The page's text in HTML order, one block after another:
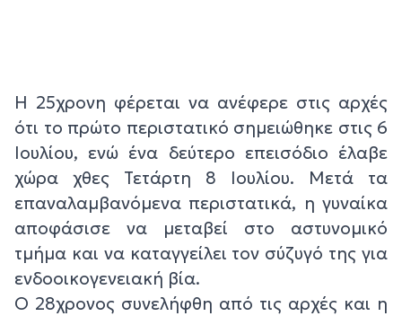
Η 25χρονη φέρεται να ανέφερε στις αρχές
ότι το πρώτο περιστατικό σημειώθηκε στις 6
Ιουλίου, ενώ ένα δεύτερο επεισόδιο έλαβε
χώρα χθες Τετάρτη 8 Ιουλίου. Μετά τα
επαναλαμβανόμενα περιστατικά, η γυναίκα
αποφάσισε να μεταβεί στο αστυνομικό
τμήμα και να καταγγείλει τον σύζυγό της για
ενδοοικογενειακή βία.
Ο 28χρονος συνελήφθη από τις αρχές και η